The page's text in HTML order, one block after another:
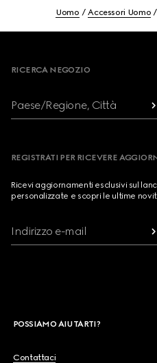
Uomo Accessori Uomo
RICERCA NEGOZIO
Paese/Regione, Città
REGISTRATI PER RICEVERE
Ricevi aggiornamenti esclusivi sul
personalizzate e scopri le ultime
Indirizzo e-mail
POSSIAMO AIUTARTI?
Contattaci